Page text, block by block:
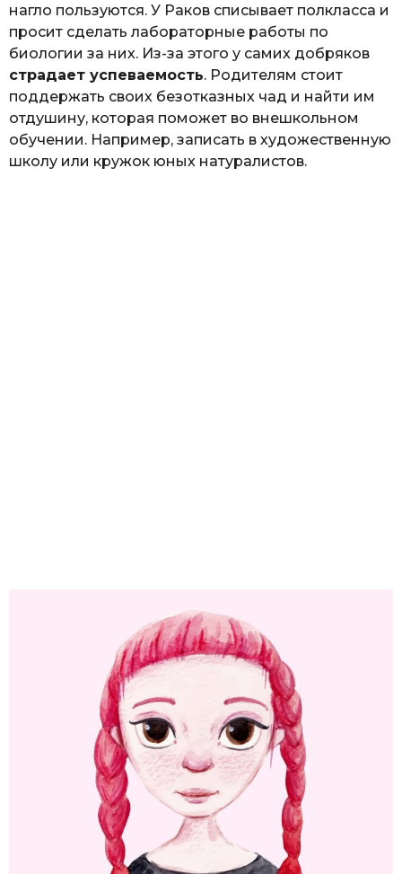
нагло пользуются. У Раков списывает полкласса и
просит сделать лабораторные работы по
биологии за них. Из-за этого у самих добряков
страдает успеваемость. Родителям стоит
поддержать своих безотказных чад и найти им
отдушину, которая поможет во внешкольном
обучении. Например, записать в художественную
школу или кружок юных натуралистов.